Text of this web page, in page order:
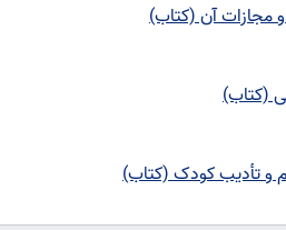
آن (کتاب)
(کتاب)
و تأدیب کودک (کتاب)